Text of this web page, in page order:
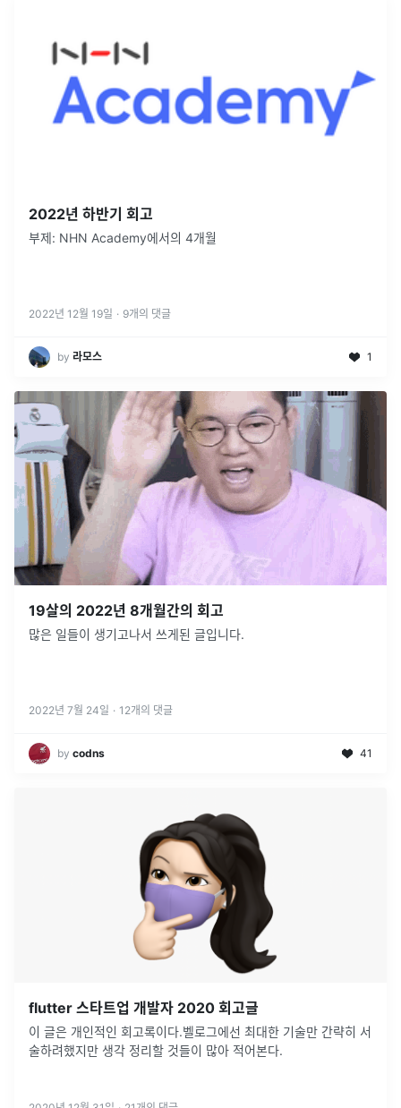
2022년 하반기 회고
부제: NHN Academy에서의 4개월
2022년 12월 19일 · 9개의 댓글
by 라모스 1
19살의 2022년 8개월간의 회고
많은 일들이 생기고나서 쓰게된 글입니다.
2022년 7월 24일 · 12개의 댓글
by codns 41
flutter 스타트업 개발자 2020 회고글
이 글은 개인적인 회고록이다.벨로그에선 최대한 기술만 간략히 서
술하려했지만 생각 정리할 것들이 많아 적어본다.